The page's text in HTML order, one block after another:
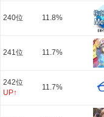
240位 11.8%
241位 11.7%
242位
UP↑
11.7%